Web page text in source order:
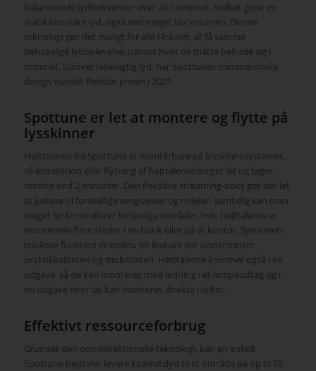
balancerede lydfrekvenser over alt i rummet, hvilket giver en
stabil konstant lyd, også ved meget lav volumen. Denne
teknologi gør det muligt for alle i lokalet, at få samme
behagelige lydoplevelse, uanset hvor de måtte befinde sig i
rummet. Udover fabelagtig lyd, har Spottunes minimalistiske
design vundet Reddot prisen i 2021.
Spottune er let at montere og flytte på
lysskinner
Højttalerne fra Spottune er montérbare på lysskinnesystemer,
så installation eller flytning af højttalerne meget let og tager
mindre end 2 minutter. Den fleksible streaming-boks gør det let
at justere til forskellige omgivelser og miljøer, samtidig kan man
meget let kontrollerer forskelige områder, hvis højttalerne er
monterede flere steder i en butik eller på et kontor. Systemets
trådløse funktion er endnu en feature der understøtter
praktikkaliteten og mobiliteten. Højttalerne kommer også i en
udgave, så de kan monteres med ledning i et lampeudtag og i
en udgave hvor de kan monteres direkte i loftet.
Effektivt ressourceforbrug
Grundet den omnidirektionelle teknologi, kan en enkelt
Spottune højttaler levere kvalitetslyd til et område på op til 75